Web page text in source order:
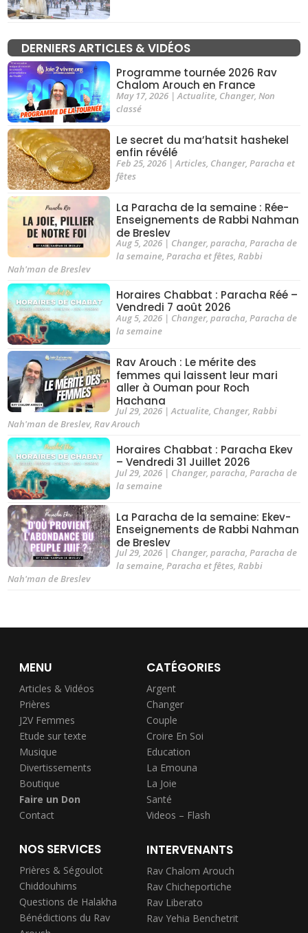
DERNIERS ARTICLES & VIDÉOS
Programme tournée 2026 Rav
Chalom Arouch en France
May 17, 2026|Actualite, Changer, Non
classé
Le secret du ma’hatsit hashekel
enfin révélé
Feb 25, 2026|Articles, Changer, Paracha et
fêtes
La Paracha de la semaine : Rée-
Enseignements de Rabbi Nahman
de Breslev
Aug 5, 2026| Changer, paracha, Paracha de
la semaine, Paracha et fêtes, Rabbi
Nah'man de Breslev
Horaires Chabbat : Paracha Réé –
Vendredi 7 août 2026
Aug 5, 2026| Changer, paracha, Paracha de
la semaine
Rav Arouch : Le mérite des
femmes qui laissent leur mari
aller à Ouman pour Roch
Hachana
Jul 29, 2026|Actualite, Changer, Rabbi
Nah'man de Breslev,Rav Arouch
Horaires Chabbat : Paracha Ekev
– Vendredi 31 Juillet 2026
Jul 29, 2026| Changer, paracha Paracha de
la semaine
La Paracha de la semaine: Ekev-
Enseignements de Rabbi Nahman
de Breslev
Jul 29, 2026| Changer, paracha, Paracha de
la semaine, Paracha et fêtes, Rabbi
Nah'man de Breslev
MENU
Articles & Vidéos
Prières
J2V Femmes
Etude sur texte
Musique
Divertissements
Boutique
Faire un Don
Contact
CATÉGORIES
Argent
Changer
Couple
Croire En Soi
Education
La Emouna
La Joie
Santé
Videos – Flash
NOS SERVICES
Prières & Ségoulot
Chiddouhims
Questions de Halakha
Bénédictions du Rav
INTERVENANTS
Rav Chalom Arouch
Rav Chicheportiche
Rav Liberato
Rav Yehia Benchetrit